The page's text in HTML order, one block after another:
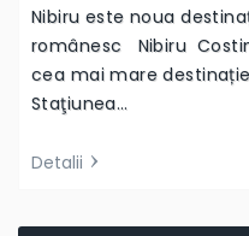
Nibiru este noua
românesc Nibiru
cea mai mare
Staţiunea…
Detalii